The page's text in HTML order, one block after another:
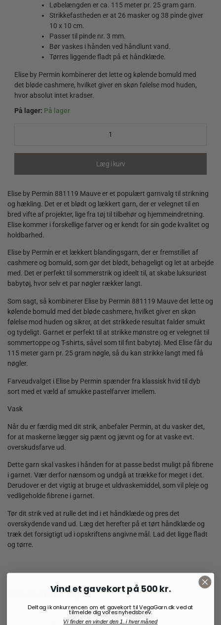
Løbelængden er ca. 115 meter pr. 25 gram garn.
Strikkefastheden er at 26 masker og 38 pinde giver
10 x 10 cm.
Passer til pinde nr. 3 mm.
Bør vaskes i hånden ved håndlunt vand.
Tørres liggende fladt på et håndklæde.
Elise by Permin kombinerer det lette og kølende bomuld med
det bløde cashmere, hvilket giver en skøn følelse mod huden,
hvor absolut intet kradser.
På lager: På lager
Læg i kurv
Elise by Permin 881119 Mauve er et populært garnvalg til strikning
og hækling. Det er et blødt og lækkert garn, der er velegnet til en
bred vifte af projekter, lige fra tøj til tilbehør og hjemmeindretning.
Elise kommer i forskellige farver og er kendt for sin gode kvalitet og
holdbarhed.
Elise by Permin er et lækkert blandingsgarn, der er fremstillet af
cashmere og bomuld, som gør det blødt, behageligt og let at arbejde
med. Det er perfekt til sommerstrik og ideelt til, at skabe luksuriøst
babytøj, hvor selv et par nøgler rækker langt.
Som sagt, så kombinerer Elise by Permin 881119 Mauve det lette og
kølende bomuld med det bløde cashmere, hvilket giver en skøn
følelse mod huden og sikrer, at det strikkede resultat falder smukt
og tydeligt. Garnet er perfekt til at strikke mønstre og er velegnet til
sommertoppe og T-shirts, såvel som til fint babytøj. Med Elise får du
115 meter garn pr. 25 gram nøgle, så du kan strikke langt med få
nøgler.
Farveudvalget i Elise by Permin spænder fra klassisk hvid til dyb
sort med et væld af smukke pastelfarver imellem.
Vask
Når du er færdig med dit strik, anbefaler Permin, at du vasker det,
for at maskerne lægger sig pænt og jævnt og for at vaske evt.
overskudsfarve ud.
Dette garn skal vaskes i hånden for at passe bedst muligt på fibrene
i garnet. Vær derfor nænsom og undgå at trække for meget i det.
Derudover er det vigtig at bruge et uldvaskemiddel, som vil pleje og
vedligeholde fibrene i garnet.
Tør dit strik ved at rulle det ind i et håndklæde og pres det
overskydende vand ud. Læg det herefter på et tørt håndklæde og
træk det forsigtigt ud i opskriftens angivne mål. Lad det ligge fladt
og tørre.
Vi anbefaler også:
Vind et gavekort på 500 kr.
Deltag i konkurrencen om et gavekort til VegaGarn.dk ved at
tilmelde dig vores nyhedsbrev.
Vi finder en vinder den 1. i hver måned